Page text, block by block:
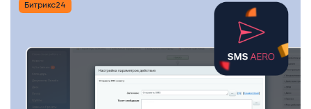
Битрикс24